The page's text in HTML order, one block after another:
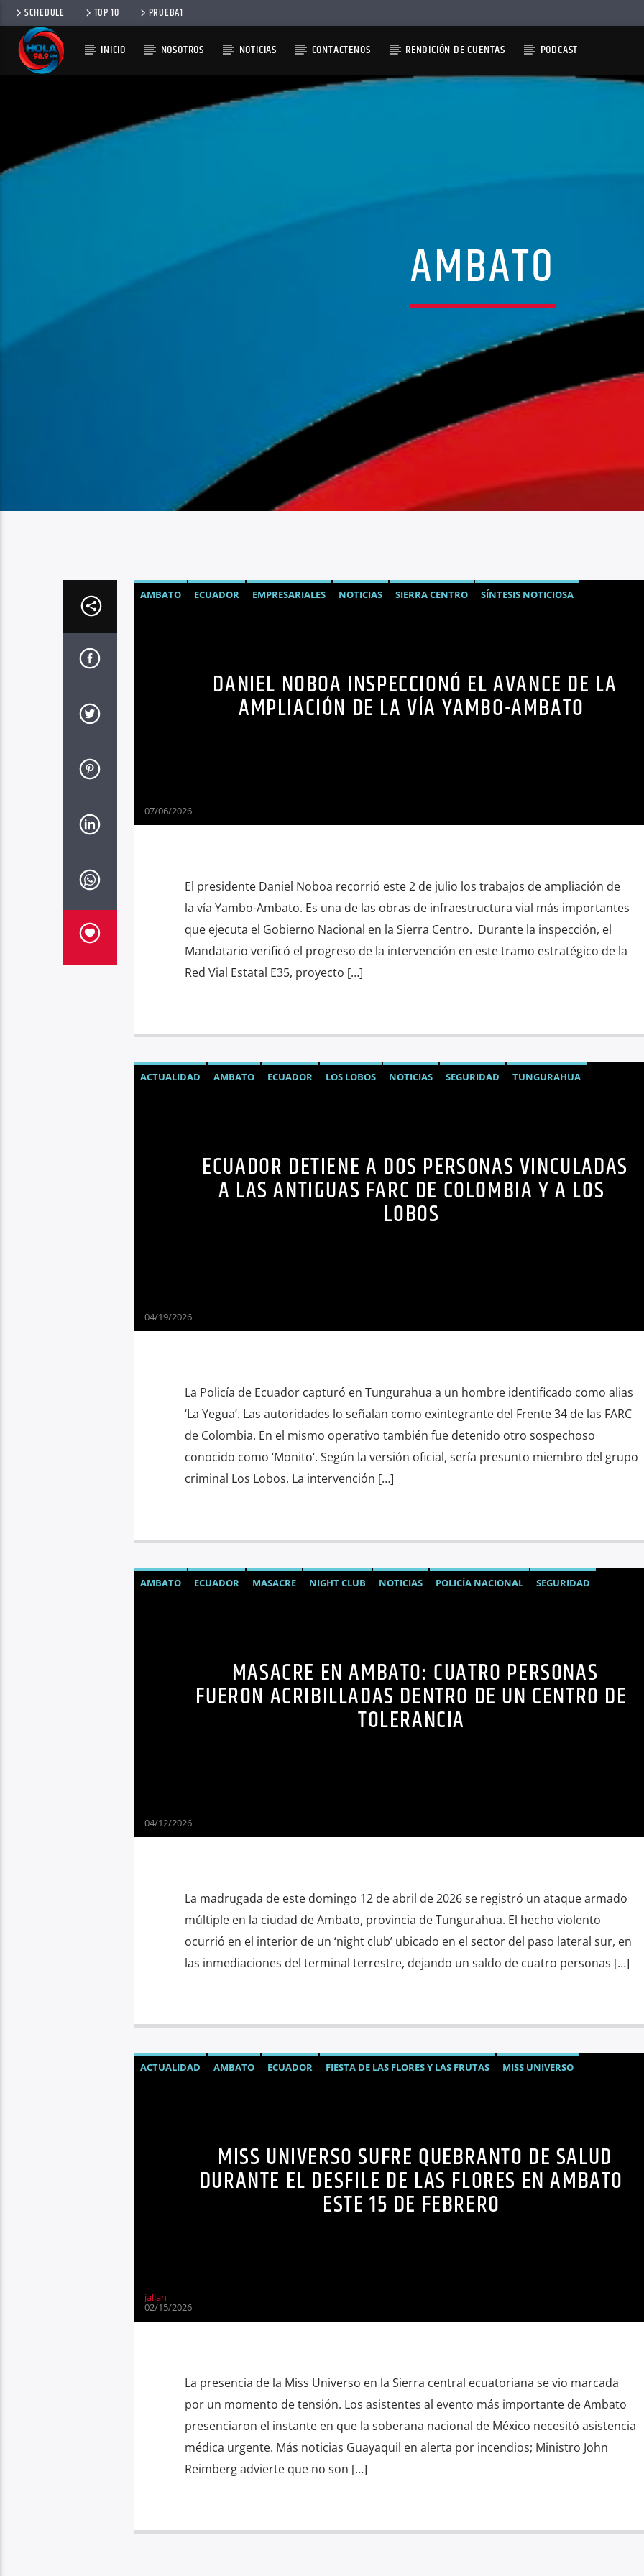
SCHEDULE TOP 10 PRUEBA1
INICIO NOSOTROS NOTICIAS CONTACTENOS RENDICIÓN DE CUENTAS PODCAST
AMBATO
AMBATO ECUADOR EMPRESARIALES NOTICIAS SIERRA CENTRO SÍNTESIS NOTICIOSA
DANIEL NOBOA INSPECCIONÓ EL AVANCE DE LA
AMPLIACIÓN DE LA VÍA YAMBO-AMBATO
07/06/2026
El presidente Daniel Noboa recorrió este 2 de julio los trabajos de ampliación de
la vía Yambo-Ambato. Es una de las obras de infraestructura vial más importantes
que ejecuta el Gobierno Nacional en la Sierra Centro. Durante la inspección, el
Mandatario verificó el progreso de la intervención en este tramo estratégico de la
Red Vial Estatal E35, proyecto […]
ACTUALIDAD AMBATO ECUADOR LOS LOBOS NOTICIAS SEGURIDAD TUNGURAHUA
ECUADOR DETIENE A DOS PERSONAS VINCULADAS
A LAS ANTIGUAS FARC DE COLOMBIA Y A LOS
LOBOS
04/19/2026
La Policía de Ecuador capturó en Tungurahua a un hombre identificado como alias
‘La Yegua’. Las autoridades lo señalan como exintegrante del Frente 34 de las FARC
de Colombia. En el mismo operativo también fue detenido otro sospechoso
conocido como ‘Monito‘. Según la versión oficial, sería presunto miembro del grupo
criminal Los Lobos. La intervención […]
AMBATO ECUADOR MASACRE NIGHT CLUB NOTICIAS POLICÍA NACIONAL SEGURIDAD
MASACRE EN AMBATO: CUATRO PERSONAS
FUERON ACRIBILLADAS DENTRO DE UN CENTRO DE
TOLERANCIA
04/12/2026
La madrugada de este domingo 12 de abril de 2026 se registró un ataque armado
múltiple en la ciudad de Ambato, provincia de Tungurahua. El hecho violento
ocurrió en el interior de un ‘night club’ ubicado en el sector del paso lateral sur, en
las inmediaciones del terminal terrestre, dejando un saldo de cuatro personas […]
ACTUALIDAD AMBATO ECUADOR FIESTA DE LAS FLORES Y LAS FRUTAS
MISS UNIVERSO
MISS UNIVERSO SUFRE QUEBRANTO DE SALUD
DURANTE EL DESFILE DE LAS FLORES EN AMBATO
ESTE 15 DE FEBRERO
jallan
02/15/2026
La presencia de la Miss Universo en la Sierra central ecuatoriana se vio marcada
por un momento de tensión. Los asistentes al evento más importante de Ambato
presenciaron el instante en que la soberana nacional de México necesitó asistencia
médica urgente. Más noticias Guayaquil en alerta por incendios; Ministro John
Reimberg advierte que no son […]